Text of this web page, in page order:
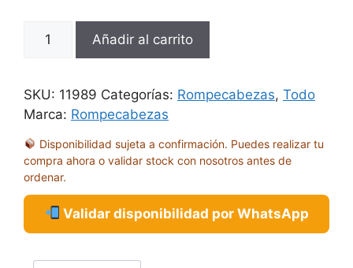
BLACHON
APPÉTIT
TRIANGULAR
PIEZAS
cantidad
Añadir al carrito
SKU: 11989 Categorías: Rompecabezas, Todo
Marca: Rompecabezas
Disponibilidad sujeta a confirmación. Puedes realizar tu
compra ahora o validar stock con nosotros antes de
ordenar.
Validar disponibilidad por WhatsApp